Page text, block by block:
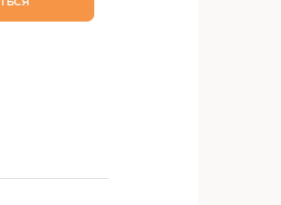
на свежем воздухе, общению